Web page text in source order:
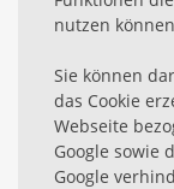
nutzen
Sie können
das Cookie
Webseite
Google sowie
Google